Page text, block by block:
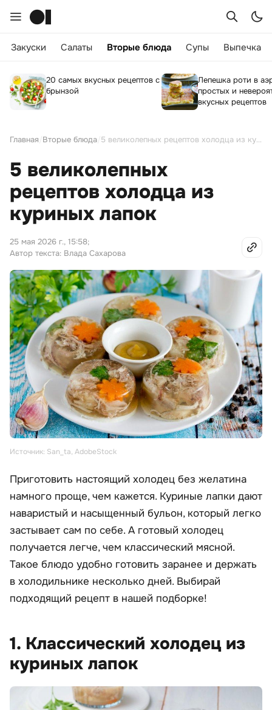
Закуски Салаты Вторые блюда Супы Выпечка
20 самых вкусных рецептов с
брынзой
Лепешка роти в
простых и
вкусных рецептов
Главная Вторые блюда 5 великолепных рецептов холодца из куриных лапок
5 великолепных
рецептов холодца из
куриных лапок
25 мая 2026 г., 15:58;
Автор текста: Влада Сахарова
Источник: San_ta, AdobeStock
Приготовить настоящий холодец без желатина
намного проще, чем кажется. Куриные лапки дают
наваристый и насыщенный бульон, который легко
застывает сам по себе. А готовый холодец
получается легче, чем классический мясной.
Такое блюдо удобно готовить заранее и держать
в холодильнике несколько дней. Выбирай
подходящий рецепт в нашей подборке!
1. Классический холодец из
куриных лапок